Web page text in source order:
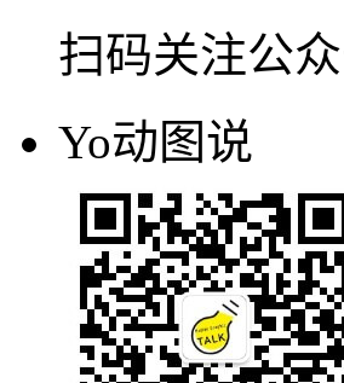
扫码关注公
SOOGIF动图